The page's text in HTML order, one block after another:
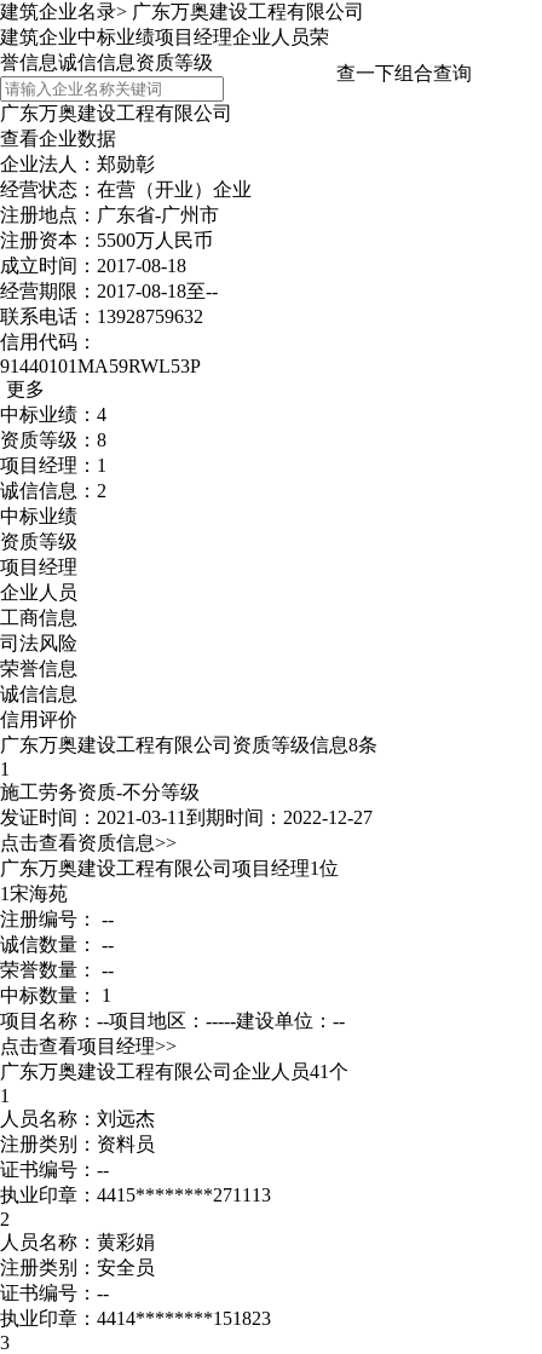
建筑企业名录> 广东万奥建设工程有限公司
建筑企业中标业绩项目经理企业人员荣
誉信息诚信信息资质等级 查一下组合查询
广东万奥建设工程有限公司
查看企业数据
企业法人：郑勋彰
经营状态：在营（开业）企业
注册地点：广东省-广州市
注册资本：5500万人民币
成立时间：2017-08-18
经营期限：2017-08-18至--
联系电话：13928759632
信用代码：
91440101MA59RWL53P
更多
中标业绩：4
资质等级：8
项目经理：1
诚信信息：2
中标业绩
资质等级
项目经理
企业人员
工商信息
司法风险
荣誉信息
诚信信息
信用评价
广东万奥建设工程有限公司资质等级信息8条
1
施工劳务资质-不分等级
发证时间：2021-03-11到期时间：2022-12-27
点击查看资质信息>>
广东万奥建设工程有限公司项目经理1位
1宋海苑
注册编号： --
诚信数量： --
荣誉数量： --
中标数量： 1
项目名称：--项目地区：-----建设单位：--
点击查看项目经理>>
广东万奥建设工程有限公司企业人员41个
1
人员名称：刘远杰
注册类别：资料员
证书编号：--
执业印章：4415********271113
2
人员名称：黄彩娟
注册类别：安全员
证书编号：--
执业印章：4414********151823
3